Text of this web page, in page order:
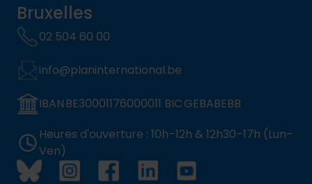
Bruxelles
02 504 60 00
info@planinternational.be
IBAN BE30001176000011 BIC GEBABEBB
Heures d'ouverture : 10h–12h & 12h30–17h (Lun–
Ven)